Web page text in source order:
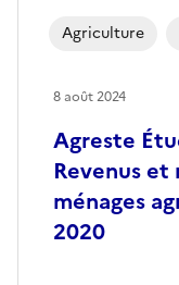
Agreste
Revenus
ménages
2020
Agriculture
8 août 2024